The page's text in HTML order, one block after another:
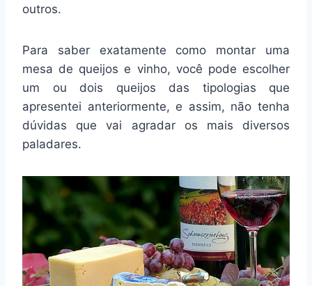
outros.
Para saber exatamente como montar uma
mesa de queijos e vinho, você pode escolher
um ou dois queijos das tipologias que
apresentei anteriormente, e assim, não tenha
dúvidas que vai agradar os mais diversos
paladares.